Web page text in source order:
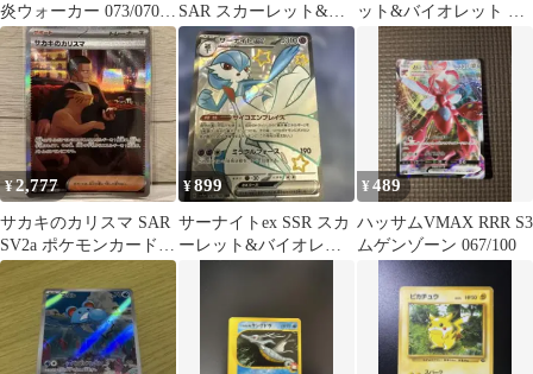
炎ウォーカー 073/070・
翌日発送！
SAR スカーレット&バ
イオレット 強化拡張パ
ック 楽…
ット&バイオレット 強
化拡張パック 熱風のア
リーナ 0…
¥2,777
サカキのカリスマ SAR
SV2a ポケモンカード
151 207/165
¥899
サーナイトex SSR スカ
ーレット&バイオレッ
¥489
ハッサムVMAX RRR S3
ムゲンゾーン 067/100